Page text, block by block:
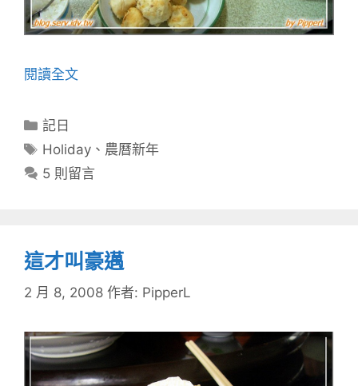
閱讀全文
分
類
記日
標
籤
Holiday 、 農曆新年
5 則留言
這才叫豪邁
2 月 8, 2008 作者: PipperL